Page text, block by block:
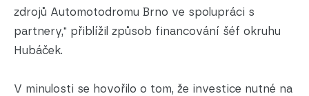
zdrojů Automotodromu Brno ve spolupráci s
partnery," přiblížil způsob financování šéf okruhu
Hubáček.
V minulosti se hovořilo o tom, že investice nutné na